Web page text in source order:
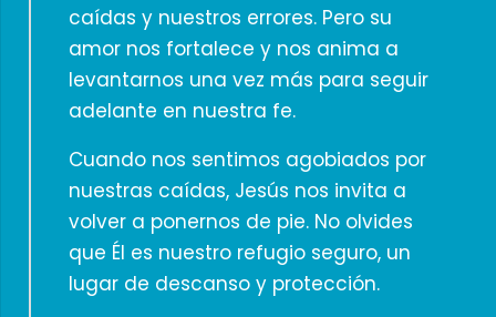
caídas y nuestros errores. Pero su
amor nos fortalece y nos anima a
levantarnos una vez más para seguir
adelante en nuestra fe.
Cuando nos sentimos agobiados por
nuestras caídas, Jesús nos invita a
volver a ponernos de pie. No olvides
que Él es nuestro refugio seguro, un
lugar de descanso y protección.